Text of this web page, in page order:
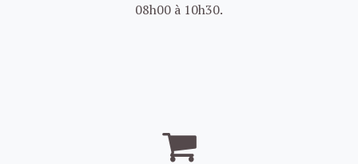
08h00 à 10h30.